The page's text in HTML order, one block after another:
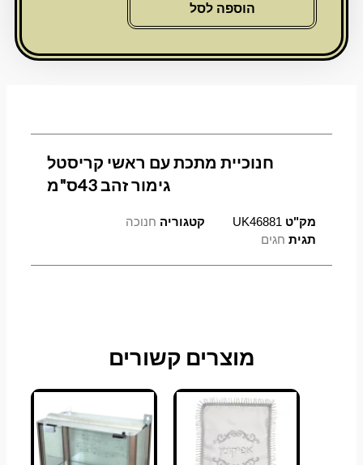
ראשי
קריסטל
הוספה לסל
חנוכיית מתכת עם ראשי קריסטל
גימור זהב 43ס"מ
מק"טUK46881 קטגוריה חנוכה
חגים
מוצרים קשורים